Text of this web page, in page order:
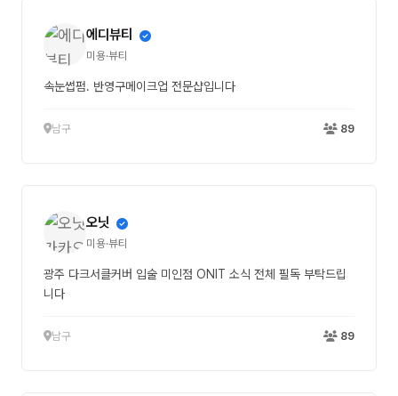
에디뷰티
미용·뷰티
속눈썹펌. 반영구메이크업 전문샵입니다
남구 89
오닛
미용·뷰티
광주 다크서클커버 입술 미인점 ONIT 소식 전체 필독 부탁드립
니다
남구 89